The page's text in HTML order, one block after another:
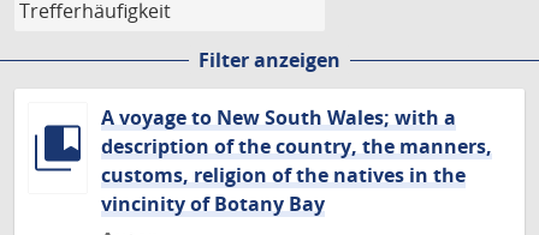
Filter anzeigen
A voyage to New South Wales; with a
description of the country, the manners,
customs, religion of the natives in the
vincinity of Botany Bay